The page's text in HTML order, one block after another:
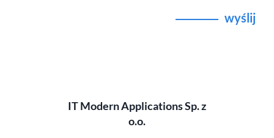
wyślij
IT Modern Applications Sp. z
o.o.